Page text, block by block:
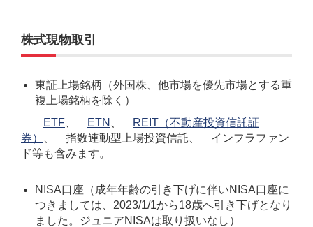
株式現物取引
東証上場銘柄（外国株、他市場を優先市場とする重
複上場銘柄を除く）
ETF
ETN
REIT（不動産投資信託証
券）
、 指数連動型上場投資信託、 インフラファン
ド等も含みます。
NISA口座（成年年齢の引き下げに伴いNISA口座に
つきましては、2023/1/1から18歳へ引き下げとなり
ました。ジュニアNISAは取り扱いなし）